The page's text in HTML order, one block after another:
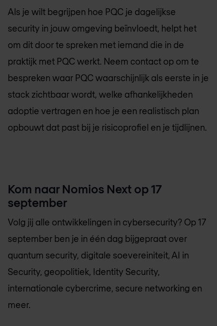
Als je wilt begrijpen hoe PQC je dagelijkse
security in jouw omgeving beïnvloedt, helpt het
om dit door te spreken met iemand die in de
praktijk met PQC werkt. Neem contact op om te
bespreken waar PQC waarschijnlijk als eerste in je
stack zichtbaar wordt, welke afhankelijkheden
adoptie vertragen en hoe je een realistisch plan
opbouwt dat past bij je risicoprofiel en je tijdlijnen.
Kom naar Nomios Next op 17
september
Volg jij alle ontwikkelingen in cybersecurity? Op 17
september ben je in één dag bijgepraat over
quantum security, digitale soevereiniteit, AI in
Security, geopolitiek, Identity Security,
internationale cybercrime, secure networking en
meer.